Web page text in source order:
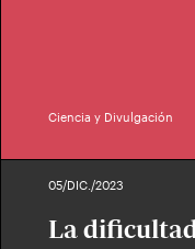
Ciencia y Divulgación
05/DIC./2023
La